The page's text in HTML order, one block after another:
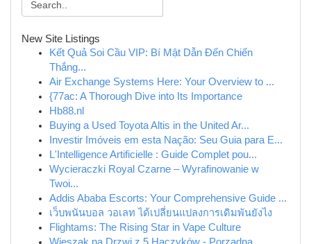
New Site Listings
Kết Quả Soi Cầu VIP: Bí Mật Dẫn Đến Chiến
Thắng...
Air Exchange Systems Here: Your Overview to ...
{77ac: A Thorough Dive into Its Importance
Hb88.nl
Buying a Used Toyota Altis in the United Ar...
Investir Imóveis em esta Nação: Seu Guia para E...
L'Intelligence Artificielle : Guide Complet pou...
Wycieraczki Royal Czarne – Wyrafinowanie w
Twoi...
Addis Ababa Escorts: Your Comprehensive Guide ...
เว็บพนันบอล วอเลท ได้เปลี่ยนแปลงการเดิมพันยังไง
Flightams: The Rising Star in Vape Culture